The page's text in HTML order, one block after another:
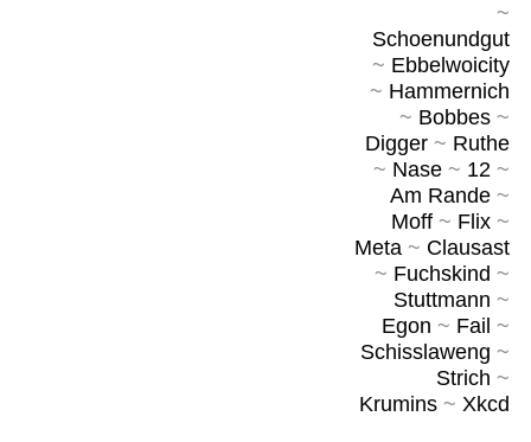
~
Schoenundgut
~ Ebbelwoicity
~ Hammernich
~ Bobbes~
Digger~ Ruthe
~ Nase~ 12~
Am Rande~
Moff~ Flix~
Meta~ Clausast
~ Fuchskind ~
Stuttmann ~
Egon ~ Fail ~
Schisslaweng ~
Strich ~
Krumins~ Xkcd